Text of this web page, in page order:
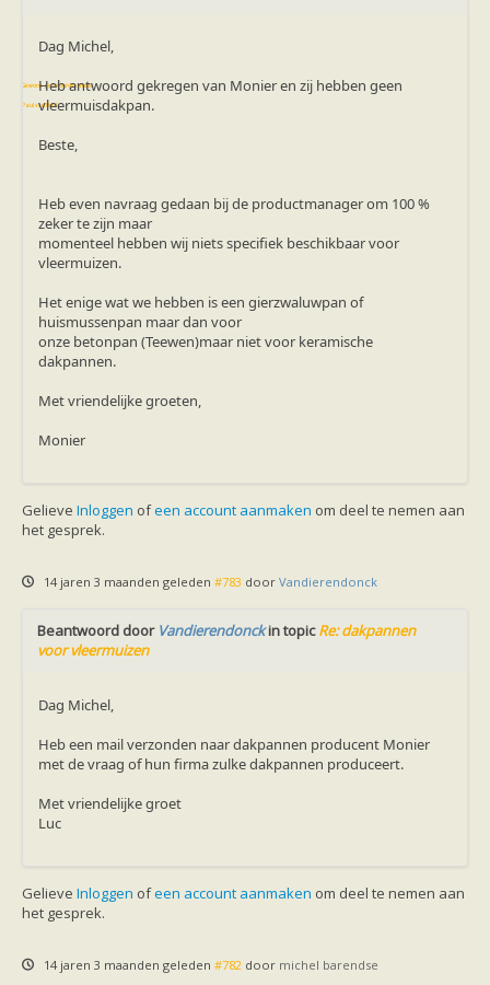
Franjestaart
Gewone dwergvleermuis
Grijze grootoorvleermuis
Laatvlieger
Meervleermuis
Mopsvleermuis
Noordse vleermuis
Ruige dwergvleermuis
Tweekleurige vleermuis
Vale vleermuis
Watervleermuis
Kinderpagina
Spreekbeurt
Knutselen
Meer weten
Links
geluiden van vleermuizen
Achtergrond informatie
Informatiefolders
Nederland
Handleidingen
Vlennieuwsbrief
Overige publicaties
rapporten
Forum
Naar het forum
Gewone grootoorvleermuis
Paul van Hoof
Dag Michel,
Heb antwoord gekregen van Monier en zij hebben geen
vleermuisdakpan.
Beste,
Heb even navraag gedaan bij de productmanager om 100 %
zeker te zijn maar
momenteel hebben wij niets specifiek beschikbaar voor
vleermuizen.
Het enige wat we hebben is een gierzwaluwpan of
huismussenpan maar dan voor
onze betonpan (Teewen)maar niet voor keramische
dakpannen.
Met vriendelijke groeten,
Monier
Gelieve Inloggen ofeen account aanmaken om deel te nemen aan
het gesprek.
14 jaren 3 maanden geleden #783 door Vandierendonck
Beantwoord door Vandierendonckin topicRe: dakpannen
voor vleermuizen
Dag Michel,
Heb een mail verzonden naar dakpannen producent Monier
met de vraag of hun firma zulke dakpannen produceert.
Met vriendelijke groet
Luc
Gelieve Inloggen ofeen account aanmaken om deel te nemen aan
het gesprek.
14 jaren 3 maanden geleden #782 door michel barendse